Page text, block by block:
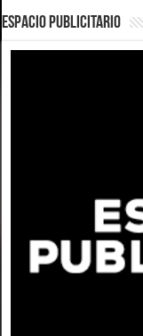
ESPACIO PUBLICITARIO